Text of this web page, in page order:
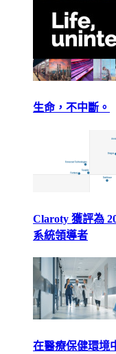
生命，不中斷。
Claroty 獲評為
系統領導者
在醫療保健環境